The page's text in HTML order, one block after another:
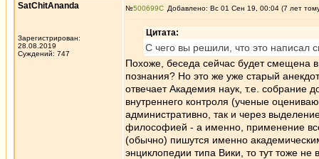
SatChitAnanda
Зарегистрирован:
28.08.2019
Суждений: 747
№500699 Добавлено: Вс 01 Сен 19, 00:04 (7 лет
Цитата:
С чего вы решили, что это написал
Похоже, беседа сейчас будет смещена
познания? Но это же уже старый
отвечает Академия наук, т.е. собрание
внутреннего контроля (ученые
административно, так и через
философией - а именно, применение
(обычно) пишутся именно
энциклопедии типа Вики, то тут тоже не